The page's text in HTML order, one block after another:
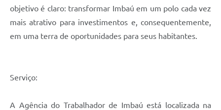
objetivo é claro: transformar Imbaú em um polo cada vez
mais atrativo para investimentos e, consequentemente,
em uma terra de oportunidades para seus habitantes.
Serviço:
A Agência do Trabalhador de Imbaú está localizada na